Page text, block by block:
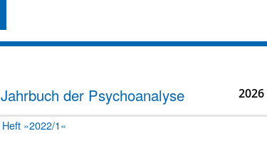
Jahrbuch der Psychoanalyse 2026
Heft »2022/1«